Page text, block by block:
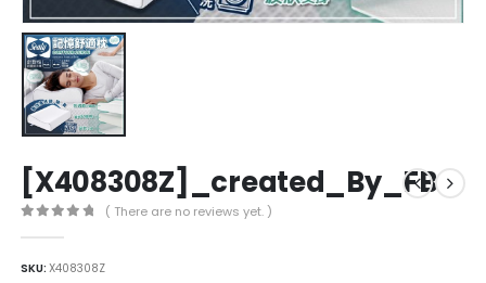
[X408308Z]_created_By_FB
( There are no reviews yet. )
SKU:X408308Z